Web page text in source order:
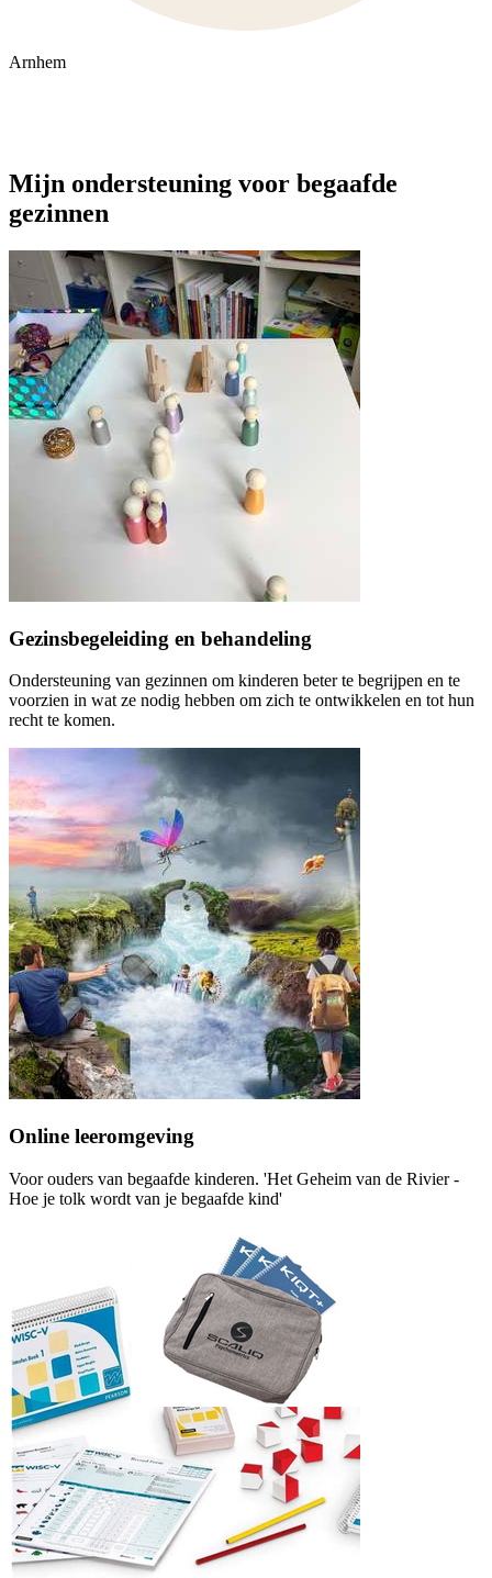
Arnhem
Mijn ondersteuning voor begaafde
gezinnen
Gezinsbegeleiding en behandeling
Ondersteuning van gezinnen om kinderen beter te begrijpen en te
voorzien in wat ze nodig hebben om zich te ontwikkelen en tot hun
recht te komen.
Online leeromgeving
Voor ouders van begaafde kinderen. 'Het Geheim van de Rivier -
Hoe je tolk wordt van je begaafde kind'